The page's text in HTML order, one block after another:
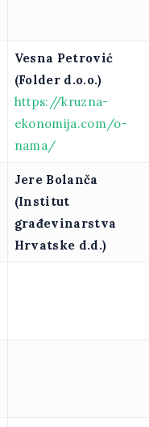
Vesna Petrović
(Folder d.o.o.)
https://kruzna-
ekonomija.com/o-
nama/
Jere Bolanča
(Institut
građevinarstva
Hrvatske d.d.)